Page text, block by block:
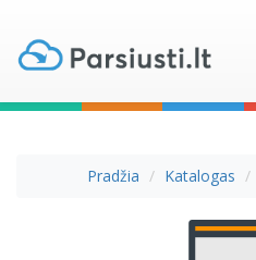
Pradžia Katalogas